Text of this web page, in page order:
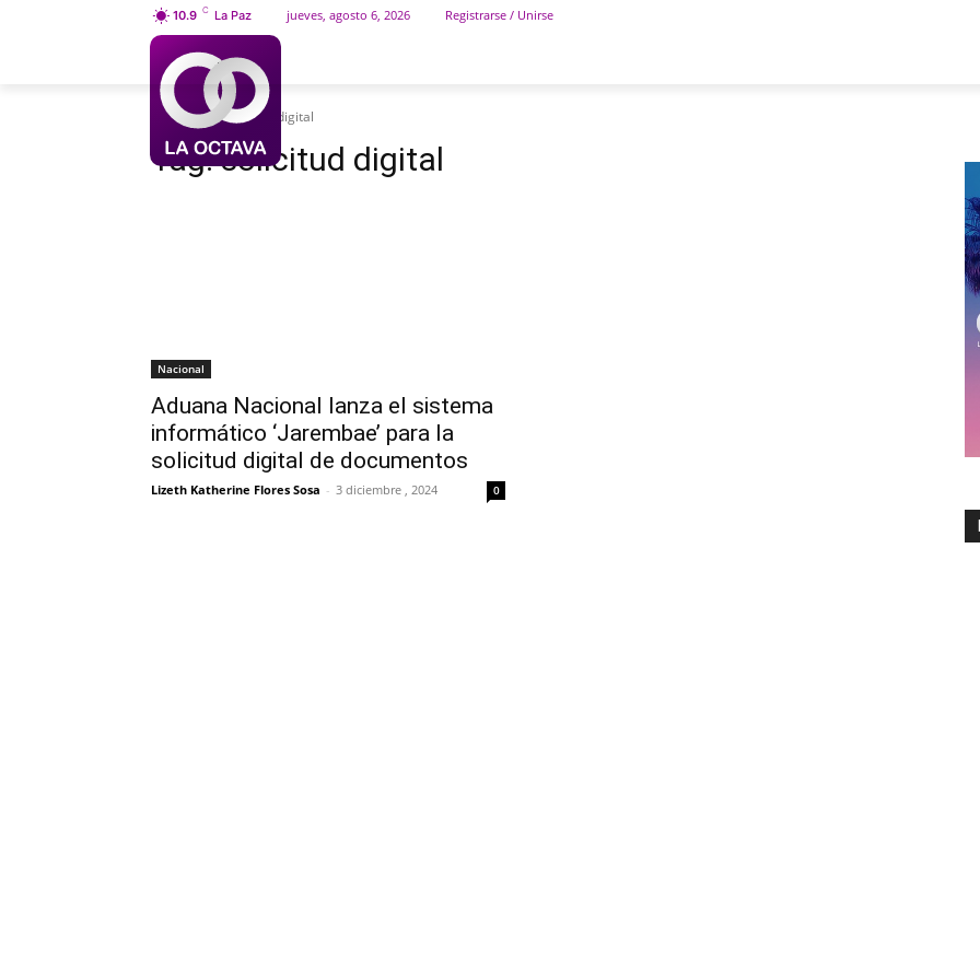
10.9 C La Paz jueves, agosto 6, 2026 Registrarse / Unirse
Etiquetas Solicitud digital
Tag:solicitud digital
Nacional
Aduana Nacional lanza el sistema
informático ‘Jarembae’ para la
solicitud digital de documentos
Lizeth Katherine Flores Sosa - 3 diciembre , 2024 0